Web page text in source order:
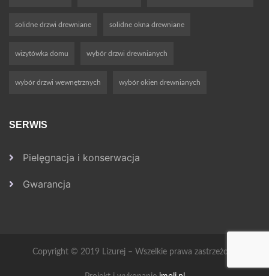
solidne drzwi drewniane solidne okna drewniane
wizytówka domu wybór drzwi drewnianych
wybór drzwi wewnętrznych wybór okien drewnianych
SERWIS
Pielęgnacja i konserwacja
Gwarancja
Copyright © 2019 Lizurej – Wszelkie prawa zastrzeżone